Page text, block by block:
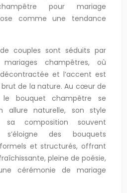
pour mariage
comme une tendance
couples sont séduits par
mariages champêtres, où
et l’accent est
de la nature. Au cœur de
bouquet champêtre se
allure naturelle, son style
composition souvent
des bouquets
et structurés, offrant
pleine de poésie,
cérémonie de mariage